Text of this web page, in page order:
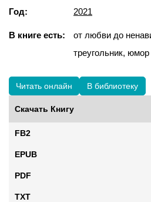
Год: 2021
В книге есть:
от любви до
треугольник, юмор
Читать онлайн В библиотеку
Скачать Книгу
FB2
EPUB
PDF
TXT